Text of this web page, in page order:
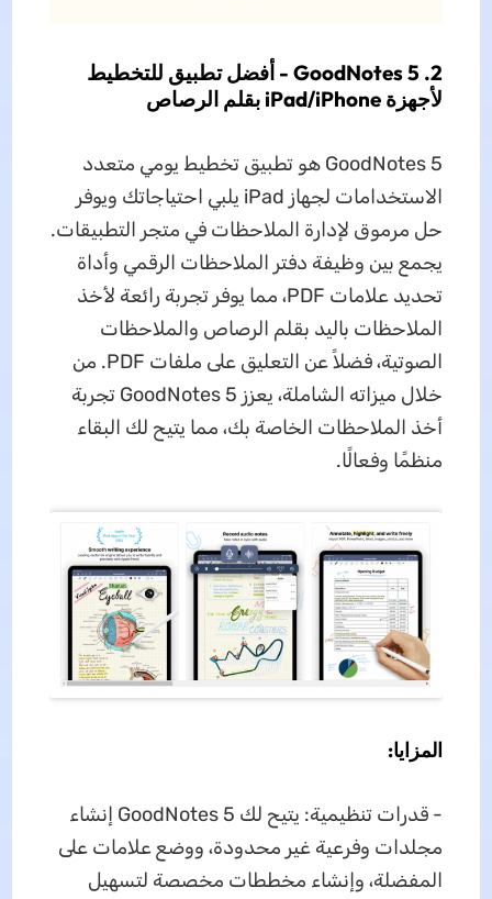
2. GoodNotes 5 - أفضل تطبيق للتخطيط
لأجهزة iPad/iPhone بقلم الرصاص
GoodNotes 5 هو تطبيق تخطيط يومي متعدد
الاستخدامات لجهاز iPad يلبي احتياجاتك ويوفر
حل مرموق لإدارة الملاحظات في متجر التطبيقات.
يجمع بين وظيفة دفتر الملاحظات الرقمي وأداة
تحديد علامات PDF، مما يوفر تجربة رائعة لأخذ
الملاحظات باليد بقلم الرصاص والملاحظات
الصوتية، فضلاً عن التعليق على ملفات PDF. من
خلال ميزاته الشاملة، يعزز GoodNotes 5 تجربة
أخذ الملاحظات الخاصة بك، مما يتيح لك البقاء
منظمًا وفعالًا.
المزايا:
- قدرات تنظيمية: يتيح لك GoodNotes 5 إنشاء
مجلدات وفرعية غير محدودة، ووضع علامات على
المفضلة، وإنشاء مخططات مخصصة لتسهيل